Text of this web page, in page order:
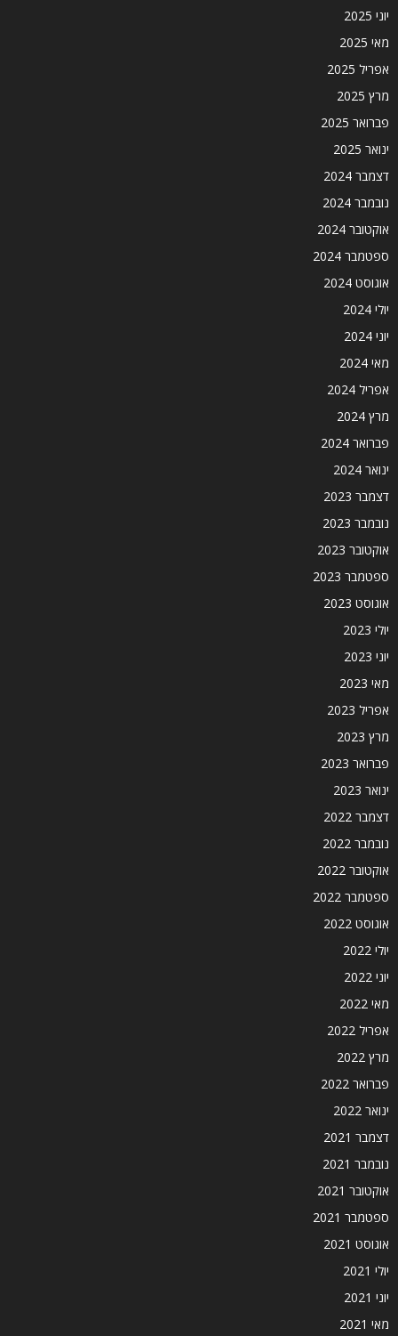
יוני 2025
מאי 2025
אפריל 2025
מרץ 2025
פברואר 2025
ינואר 2025
דצמבר 2024
נובמבר 2024
אוקטובר 2024
ספטמבר 2024
אוגוסט 2024
יולי 2024
יוני 2024
מאי 2024
אפריל 2024
מרץ 2024
פברואר 2024
ינואר 2024
דצמבר 2023
נובמבר 2023
אוקטובר 2023
ספטמבר 2023
אוגוסט 2023
יולי 2023
יוני 2023
מאי 2023
אפריל 2023
מרץ 2023
פברואר 2023
ינואר 2023
דצמבר 2022
נובמבר 2022
אוקטובר 2022
ספטמבר 2022
אוגוסט 2022
יולי 2022
יוני 2022
מאי 2022
אפריל 2022
מרץ 2022
פברואר 2022
ינואר 2022
דצמבר 2021
נובמבר 2021
אוקטובר 2021
ספטמבר 2021
אוגוסט 2021
יולי 2021
יוני 2021
מאי 2021